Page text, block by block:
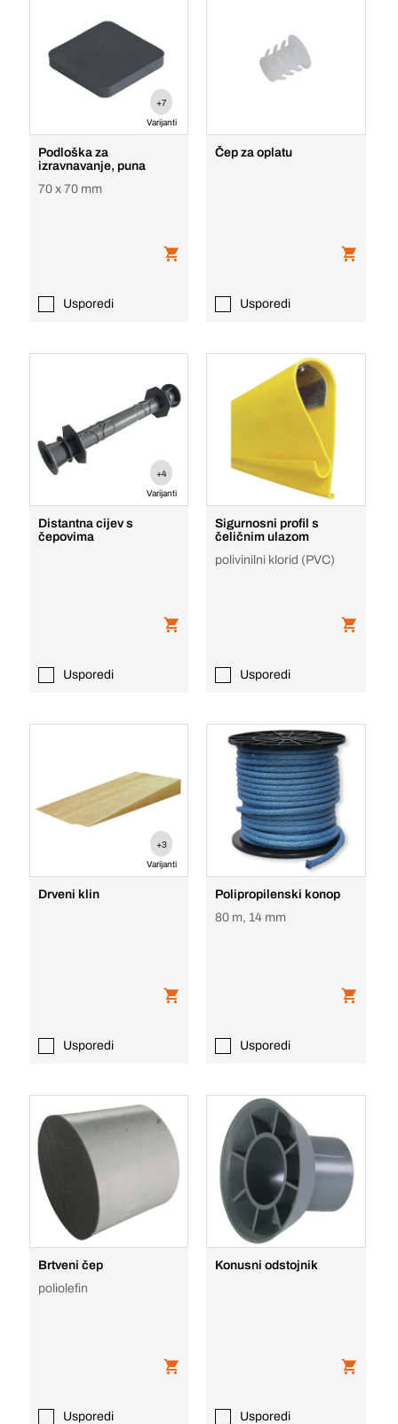
+7
Varijanti
Podloška za
izravnavanje, puna
70 x 70 mm
Usporedi
Čep za oplatu
Usporedi
+4
Varijanti
Distantna cijev s
čepovima
Usporedi
Sigurnosni profil s
čeličnim ulazom
polivinilni klorid (PVC)
Usporedi
+3
Varijanti
Drveni klin
Usporedi
Polipropilenski konop
80 m, 14 mm
Usporedi
Brtveni čep
poliolefin
Usporedi
Konusni odstojnik
Usporedi